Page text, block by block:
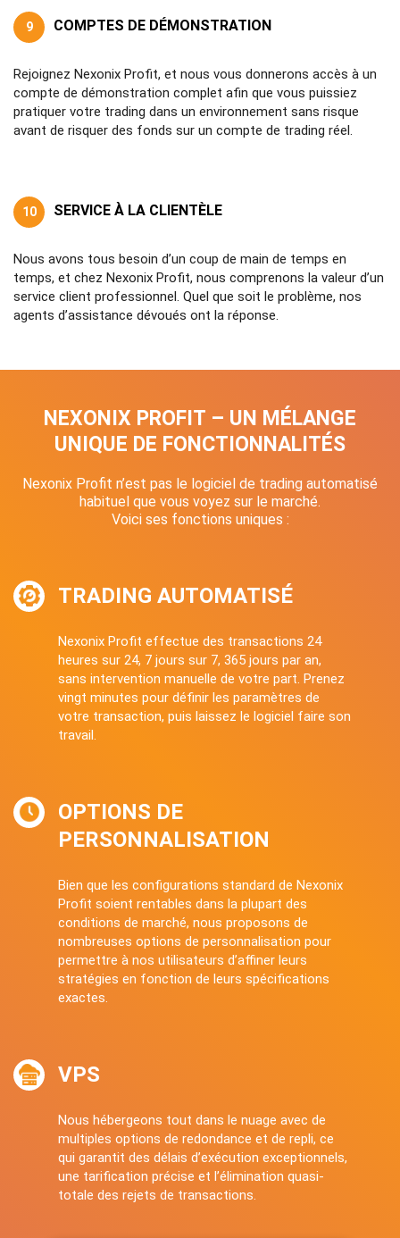
9 COMPTES DE DÉMONSTRATION
Rejoignez Nexonix Profit, et nous vous donnerons accès à un
compte de démonstration complet afin que vous puissiez
pratiquer votre trading dans un environnement sans risque
avant de risquer des fonds sur un compte de trading réel.
10 SERVICE À LA CLIENTÈLE
Nous avons tous besoin d’un coup de main de temps en
temps, et chez Nexonix Profit, nous comprenons la valeur d’un
service client professionnel. Quel que soit le problème, nos
agents d’assistance dévoués ont la réponse.
NEXONIX PROFIT – UN MÉLANGE
UNIQUE DE FONCTIONNALITÉS
Nexonix Profit n’est pas le logiciel de trading automatisé
habituel que vous voyez sur le marché.
Voici ses fonctions uniques :
VPS
Nous hébergeons tout dans le nuage avec de
multiples options de redondance et de repli, ce
qui garantit des délais d’exécution exceptionnels,
une tarification précise et l’élimination quasi-
totale des rejets de transactions.
OPTIONS DE
PERSONNALISATION
Bien que les configurations standard de Nexonix
Profit soient rentables dans la plupart des
conditions de marché, nous proposons de
nombreuses options de personnalisation pour
permettre à nos utilisateurs d’affiner leurs
stratégies en fonction de leurs spécifications
exactes.
TRADING AUTOMATISÉ
Nexonix Profit effectue des transactions 24
heures sur 24, 7 jours sur 7, 365 jours par an,
sans intervention manuelle de votre part. Prenez
vingt minutes pour définir les paramètres de
votre transaction, puis laissez le logiciel faire son
travail.